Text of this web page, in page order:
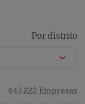
Por distrito
443,222 Empresas